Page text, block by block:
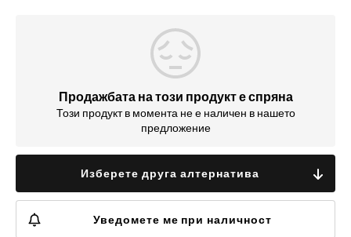
Продажбата на този продукт е спряна
Този продукт в момента не е наличен в нашето
предложение
Изберете друга алтернатива
Уведомете ме при наличност